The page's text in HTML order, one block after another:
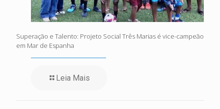
Superação e Talento: Projeto Social Três Marias é vice-campeão
em Mar de Espanha
Leia Mais